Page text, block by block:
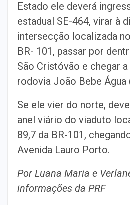
Estado ele deverá
estadual SE-464, virar à
intersecção localizada
BR- 101, passar por
São Cristóvão e chegar
rodovia João Bebe Água
Se ele vier do norte,
anel viário do viaduto
89,7 da BR-101,
Avenida Lauro Porto.
Por Luana Maria e
informações da PRF